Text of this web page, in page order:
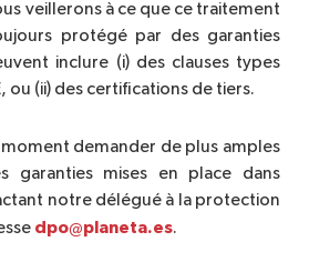
veillerons à ce que ce traitement
protégé par des garanties
inclure (i) des clauses types
ou (ii) des certifications de tiers.
demander de plus amples
garanties mises en place dans
notre délégué à la protection
dpo@planeta.es.